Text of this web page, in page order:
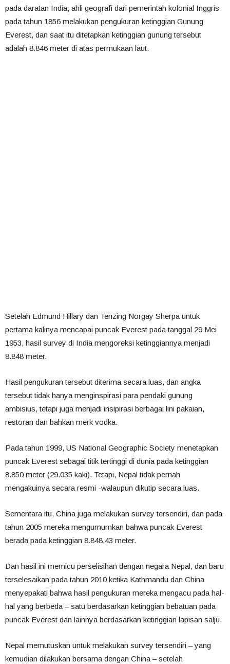
pada daratan India, ahli geografi dari pemerintah kolonial Inggris
pada tahun 1856 melakukan pengukuran ketinggian Gunung
Everest, dan saat itu ditetapkan ketinggian gunung tersebut
adalah 8.846 meter di atas permukaan laut.
Setelah Edmund Hillary dan Tenzing Norgay Sherpa untuk
pertama kalinya mencapai puncak Everest pada tanggal 29 Mei
1953, hasil survey di India mengoreksi ketinggiannya menjadi
8.848 meter.
Hasil pengukuran tersebut diterima secara luas, dan angka
tersebut tidak hanya menginspirasi para pendaki gunung
ambisius, tetapi juga menjadi insipirasi berbagai lini pakaian,
restoran dan bahkan merk vodka.
Pada tahun 1999, US National Geographic Society menetapkan
puncak Everest sebagai titik tertinggi di dunia pada ketinggian
8.850 meter (29.035 kaki). Tetapi, Nepal tidak pernah
mengakuinya secara resmi -walaupun dikutip secara luas.
Sementara itu, China juga melakukan survey tersendiri, dan pada
tahun 2005 mereka mengumumkan bahwa puncak Everest
berada pada ketinggian 8.848,43 meter.
Dan hasil ini memicu perselisihan dengan negara Nepal, dan baru
terselesaikan pada tahun 2010 ketika Kathmandu dan China
menyepakati bahwa hasil pengukuran mereka mengacu pada hal-
hal yang berbeda – satu berdasarkan ketinggian bebatuan pada
puncak Everest dan lainnya berdasarkan ketinggian lapisan salju.
Nepal memutuskan untuk melakukan survey tersendiri – yang
kemudian dilakukan bersama dengan China – setelah